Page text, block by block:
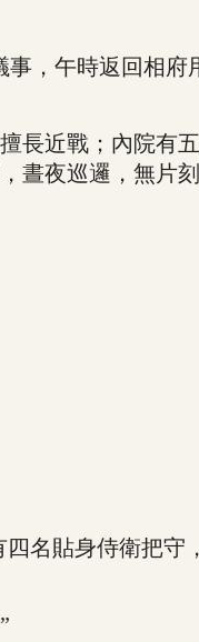
，午時返回相府
近戰；內院有
晝夜巡邏，無片
名貼身侍衛把守